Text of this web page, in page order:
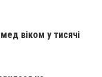
віком у тисячі